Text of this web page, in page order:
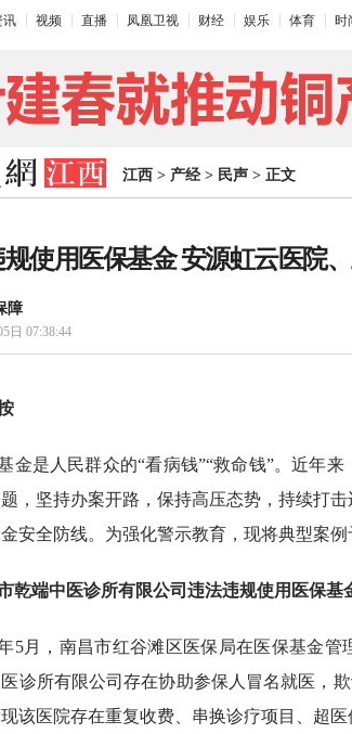
讯 视频 直播 凤凰卫视 财经 娱乐 体育 时
江西 > 产经> 民声 > 正文
使用医保基金 安源虹云医院
障
日 07:38:44
金是人民群众的“看病钱”“救命钱”。近年
，坚持办案开路，保持高压态势，持续打
安全防线。为强化警示教育，现将典型案例
乾端中医诊所有限公司违法违规使用医保基
5月，南昌市红谷滩区医保局在医保基金
诊所有限公司存在协助参保人冒名就医，欺
该医院存在重复收费、串换诊疗项目、超